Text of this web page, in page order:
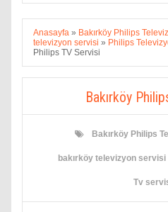
Anasayfa » Bakırköy Philips
televizyon servisi » Philips
Philips TV Servisi
Bakırköy
Bakırköy Philips
bakırköy televizyon servisi
Tv